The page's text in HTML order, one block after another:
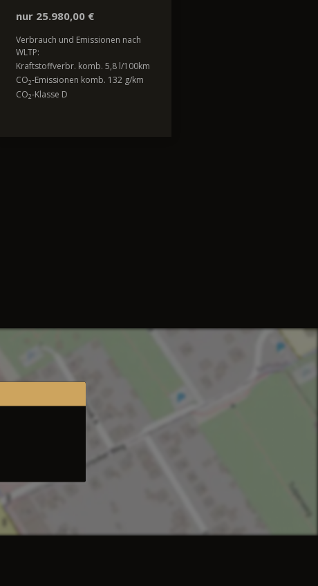
nur 25.980,00 €
Verbrauch und Emissionen nach
WLTP:
Kraftstoffverbr. komb. 5,8 l/100km
CO2-Emissionen komb. 132 g/km
CO2-Klasse D